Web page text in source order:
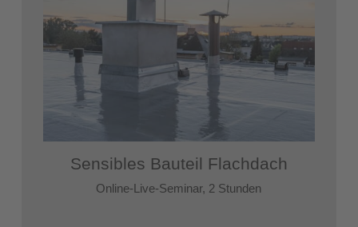
Sensibles Bauteil Flachdach
Online-Live-Seminar, 2 Stunden